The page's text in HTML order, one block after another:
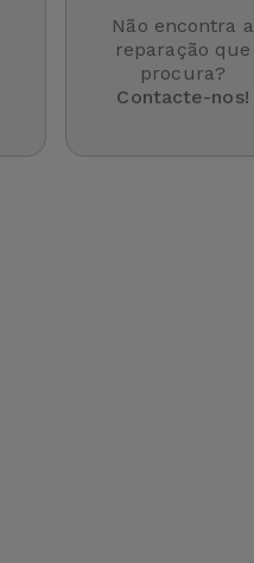
Não encontra a
reparação que
procura?
Contacte-nos!